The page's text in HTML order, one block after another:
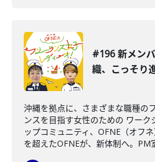
#196 新メン
織、こっそり
沖縄を拠点に、さまざまな職種の
ンスを目指す女性のための ワーク
ップコミュニティ、OFNE（オフ
を超えたOFNEが、新体制へ。PM